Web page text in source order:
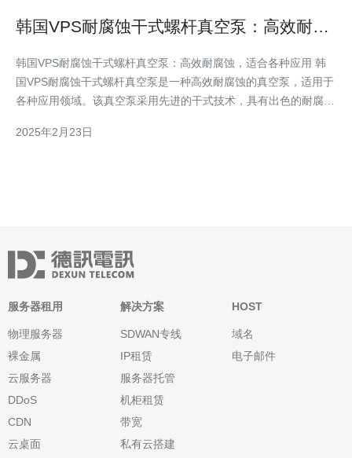
韩国VPS耐腐蚀干式螺杆真空泵：高效耐腐
韩国VPS耐腐蚀干式螺杆真空泵：高效耐腐蚀，适合各种应用 韩
国VPS耐腐蚀干式螺杆真空泵是一种高效耐腐蚀的真空泵，适用于
各种应用领域。该真空泵采用先进的干式技术，具有出色的耐腐蚀
韩国VPS耐腐蚀干式螺杆真空泵具有以下特点： 高效耐腐蚀：该
2025年2月23日
服务器租用
物理服务器
裸金属
云服务器
DDoS
CDN
云桌面
解决方案
SDWAN专线
IP租赁
服务器托管
机柜租赁
带宽
私有云搭建
HOST
域名
电子邮件